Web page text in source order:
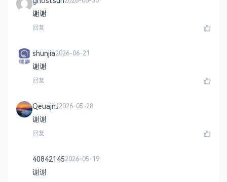
谢谢
回复
shunjia2026-06-21
谢谢
回复
QeuajnJ2026-05-28
谢谢
回复
408421452026-05-19
谢谢